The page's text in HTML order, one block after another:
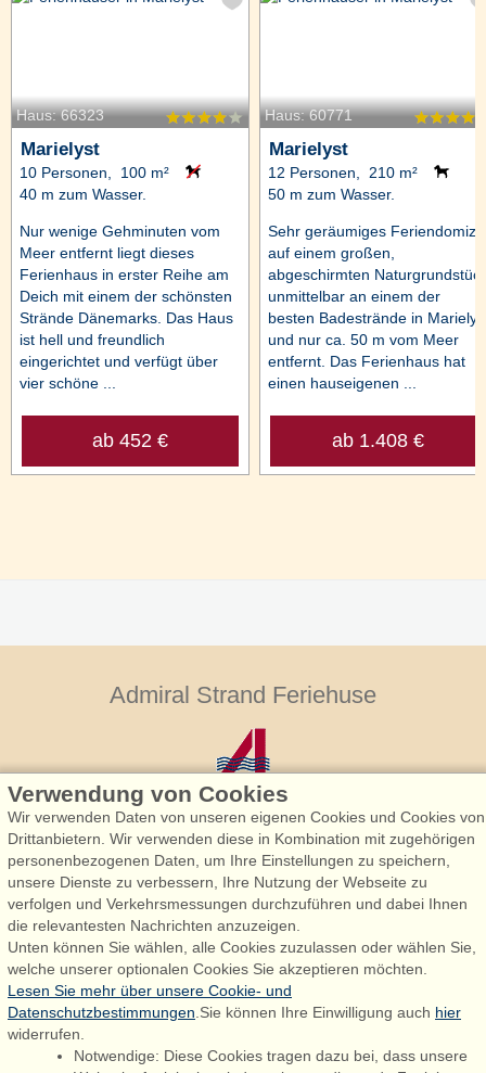
Haus: 66323
Marielyst
10 Personen, 100 m²
40 m zum Wasser.
Nur wenige Gehminuten vom
Meer entfernt liegt dieses
Ferienhaus in erster Reihe am
Deich mit einem der schönsten
Strände Dänemarks. Das Haus
ist hell und freundlich
eingerichtet und verfügt über
vier schöne ...
ab 452 €
Haus: 60771
Marielyst
12 Personen, 210 m²
50 m zum Wasser.
Sehr geräumiges Feriendomizil
auf einem großen,
abgeschirmten
unmittelbar an einem der
besten Badestrände in
und nur ca. 50 m vom Meer
entfernt. Das Ferienhaus hat
einen hauseigenen ...
ab 1.408 €
Admiral Strand Feriehuse
Admiral Strand Feriehuse, Lønne
Houstrupvej 170, Lønne
6830 Nørre Nebel
booking@admiralstrand.com
+45 70 60 87 78
Følg os på: Facebook
Verwendung von Cookies
Wir verwenden Daten von unseren eigenen Cookies und Cookies von
Drittanbietern. Wir verwenden diese in Kombination mit zugehörigen
personenbezogenen Daten, um Ihre Einstellungen zu speichern,
unsere Dienste zu verbessern, Ihre Nutzung der Webseite zu
verfolgen und Verkehrsmessungen durchzuführen und dabei Ihnen
die relevantesten Nachrichten anzuzeigen.
Unten können Sie wählen, alle Cookies zuzulassen oder wählen Sie,
welche unserer optionalen Cookies Sie akzeptieren möchten.
Lesen Sie mehr über unsere Cookie- und
Datenschutzbestimmungen .Sie können Ihre Einwilligung auch hier
widerrufen.
Notwendige: Diese Cookies tragen dazu bei, dass unsere